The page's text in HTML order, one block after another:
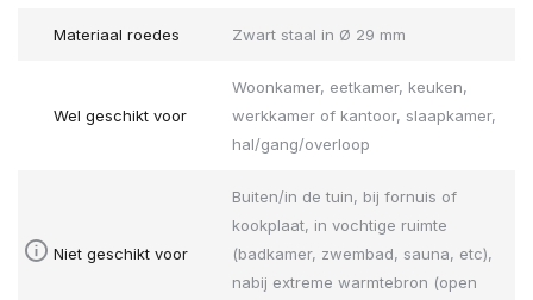
Materiaal roedes Zwart staal in Ø 29 mm
Wel geschikt voor
Woonkamer, eetkamer, keuken,
werkkamer of kantoor, slaapkamer,
hal/gang/overloop
Niet geschikt voor
Buiten/in de tuin, bij fornuis of
kookplaat, in vochtige ruimte
(badkamer, zwembad, sauna, etc),
nabij extreme warmtebron (open